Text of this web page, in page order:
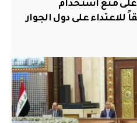
على منع استخدام
للاعتداء على دول الجوار